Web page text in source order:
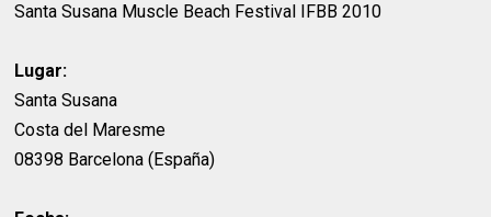
Santa Susana Muscle Beach Festival IFBB 2010
Lugar:
Santa Susana
Costa del Maresme
08398 Barcelona (España)